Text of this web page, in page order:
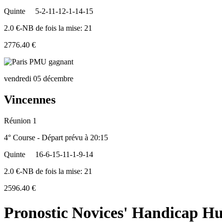
Quinte
5-2-11-12-1-14-15
2.0 €-NB de fois la mise: 21
2776.40 €
vendredi 05 décembre
Vincennes
Réunion 1
4° Course - Départ prévu à 20:15
Quinte
16-6-15-11-1-9-14
2.0 €-NB de fois la mise: 21
2596.40 €
Pronostic Novices' Handicap